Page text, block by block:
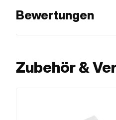
Bewertungen
Zubehör &